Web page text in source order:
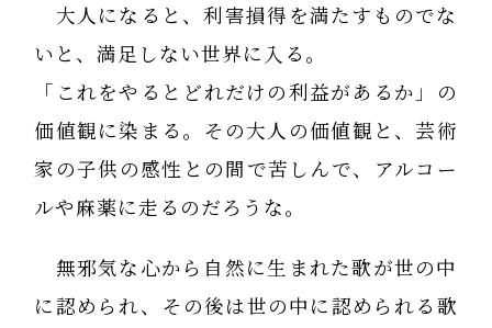
大人になると、利害損得を満たすものでな
いと、満足しない世界に入る。
「これをやるとどれだけの利益があるか」の
価値観に染まる。その大人の価値観と、芸術
家の子供の感性との間で苦しんで、アルコー
ルや麻薬に走るのだろうな。
無邪気な心から自然に生まれた歌が世の中
に認められ、その後は世の中に認められる歌